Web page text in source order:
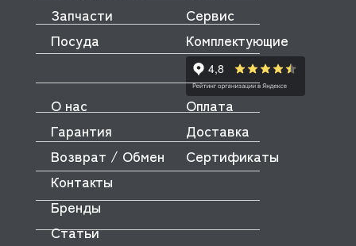
OEM
OLAB
OLYMPIA
OMNIWASH
ORVED
OZTIRYAKILER
P.L. Proff Cuisine
Запчасти
Посуда
Сервис
Комплектующие
О нас
Оплата
Гарантия
Доставка
Возврат / Обмен
Сертификаты
Контакты
Бренды
Статьи